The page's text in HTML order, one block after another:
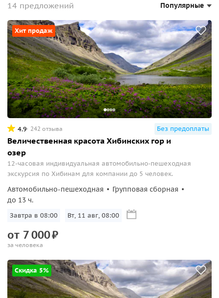
14 предложений Популярные
Хит продаж
4.9 242 отзыва Без предоплаты
Величественная красота Хибинских гор и
озер
12-часовая индивидуальная автомобильно-пешеходная
экскурсия по Хибинам для компании до 5 человек.
Автомобильно-пешеходная
Групповая сборная
до 13 ч.
Завтра в 08:00 Вт, 11 авг, 08:00
от 7000₽
за человека
Скидка 5%